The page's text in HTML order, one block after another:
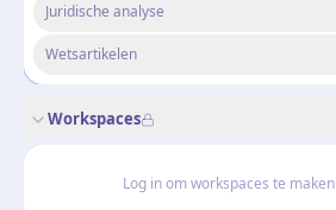
Juridische analyse
Wetsartikelen
Workspaces
Log in om workspaces te maken